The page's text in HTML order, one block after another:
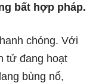
bất hợp pháp.
chóng. Với
tử đang hoạt
bùng nổ,